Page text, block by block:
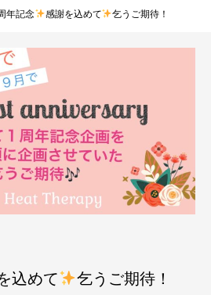
年記念 感謝を込めて 乞うご期待！
込めて 乞うご期待！